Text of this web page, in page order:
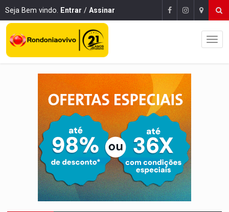
Seja Bem vindo. Entrar / Assinar